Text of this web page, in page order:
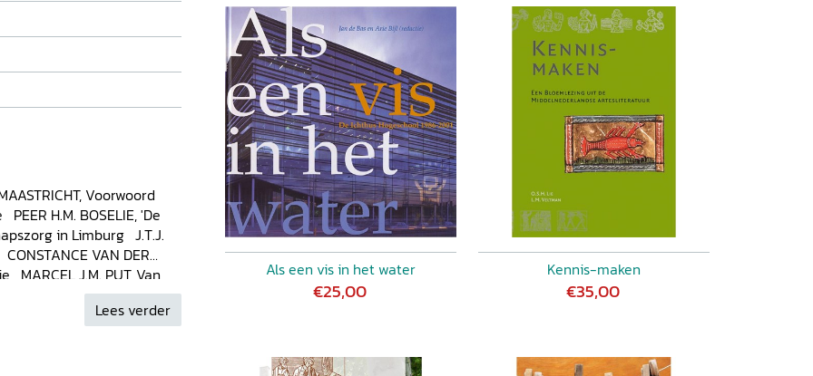
Voorwoord
H.M. BOSELIE, 'De
in Limburg J.T.J.
VAN DER
MARCEL J.M. PUT, Van
naar scholing, stages
VAN DIJK, KroniekLees verder
Als een vis in het water
€25,00
Kennis-maken
€35,00